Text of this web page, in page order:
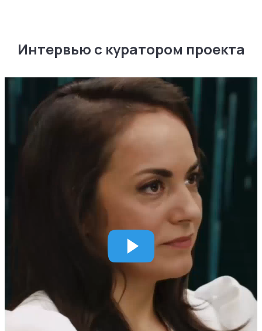
Интервью с куратором проекта